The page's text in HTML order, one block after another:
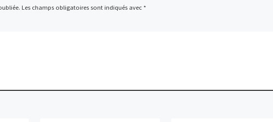
Les champs obligatoires sont indiqués avec *